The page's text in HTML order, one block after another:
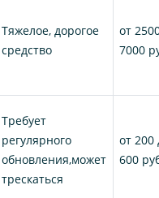
Тяжелое, дорогое
средство
от
7000
Требует
регулярного
обновления,может
трескаться
от 200
600